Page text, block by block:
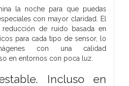
la noche para que puedas
con mayor claridad. El
reducción de ruido basada en
para cada tipo de sensor, lo
con una calidad
en entornos con poca luz.
Incluso en